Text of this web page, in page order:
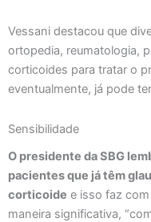
Vessani destacou que
ortopedia, reumatologia,
corticoides para tratar o
eventualmente, já pode
Sensibilidade
O presidente da SBG
pacientes que já têm
corticoide e isso faz
maneira significativa,